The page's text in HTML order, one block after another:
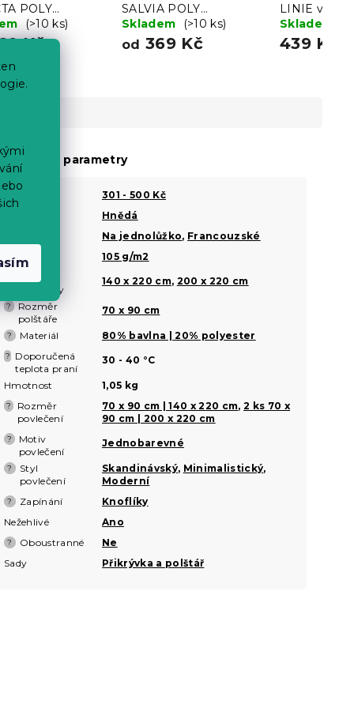
POLY
(>10 ks)
Kč
SALVIA POLY
šedohnědé
Skladem (>10 ks)
od 369 Kč
LINIE vínové
Skladem
439 Kč
parametry
301 - 500 Kč
Hnědá
Na jednolůžko, Francouzské
? 105 g/m2
přikrývky
140 x 220 cm, 200 x 220 cm
?
Rozměr
polštáře
70 x 90 cm
? Materiál 80% bavlna | 20% polyester
?
Doporučená
teplota praní
30 - 40 °C
Hmotnost 1,05 kg
?
Rozměr
povlečení
70 x 90 cm | 140 x 220 cm,2 ks 70 x
90 cm | 200 x 220 cm
?
Motiv
povlečení
Jednobarevné
?
Styl
povlečení
Skandinávský, Minimalistický,
Moderní
? Zapínání
Knoflíky
Nežehlivé
Ano
? Oboustranné
Ne
Sady
Přikrývka a polštář